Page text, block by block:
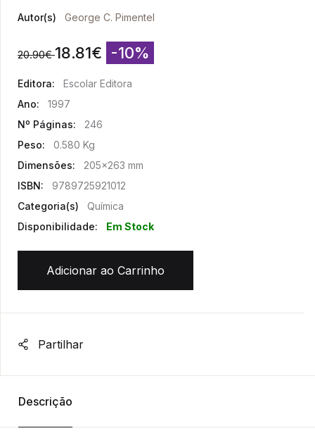
Autor(s) George C. Pimentel
20.90€ 18.81€ -10%
Editora:
Escolar Editora
Ano:
1997
Nº Páginas:
246
Peso:
0.580 Kg
Dimensões:
205x263 mm
ISBN:
9789725921012
Categoria(s)
Química
Disponibilidade:
Em Stock
Adicionar ao Carrinho
Partilhar
Descrição